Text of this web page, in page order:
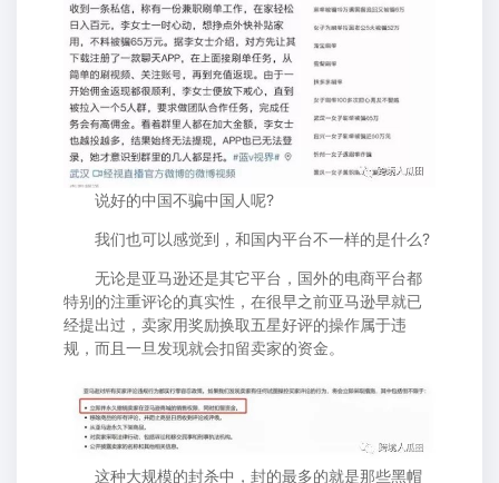
说好的中国不骗中国人呢?
我们也可以感觉到，和国内平台不一样的是什么?
无论是亚马逊还是其它平台，国外的电商平台都
特别的注重评论的真实性，在很早之前亚马逊早就已
经提出过，卖家用奖励换取五星好评的操作属于违
规，而且一旦发现就会扣留卖家的资金。
这种大规模的封杀中，封的最多的就是那些黑帽